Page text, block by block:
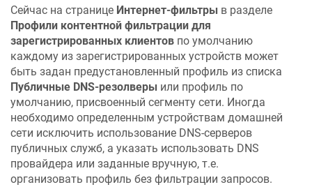
Сейчас на странице Интернет-фильтры в разделе
Профили контентной фильтрации для
зарегистрированных клиентов по умолчанию
каждому из зарегистрированных устройств может
быть задан предустановленный профиль из списка
Публичные DNS-резолверы или профиль по
умолчанию, присвоенный сегменту сети. Иногда
необходимо определенным устройствам домашней
сети исключить использование DNS-серверов
публичных служб, а указать использовать DNS
провайдера или заданные вручную, т.е.
организовать профиль без фильтрации запросов.